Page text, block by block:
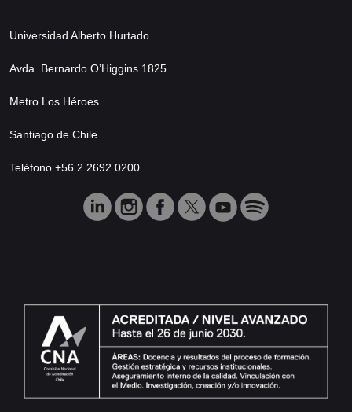
Universidad Alberto Hurtado
Avda. Bernardo O’Higgins 1825
Metro Los Héroes
Santiago de Chile
Teléfono +56 2 2692 0200